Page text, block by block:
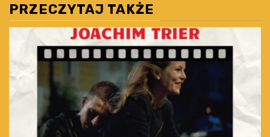
PRZECZYTAJ TAKŻE